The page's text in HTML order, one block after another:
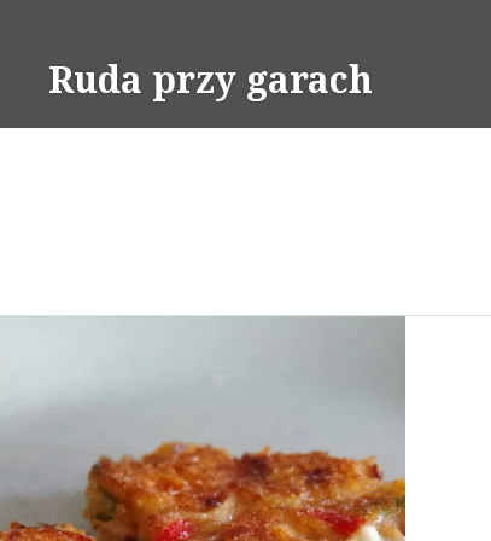
contentRuda przy garach